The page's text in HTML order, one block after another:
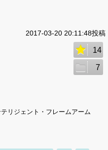
2017-03-20 20:11:48投稿
14
7
リジェント・フレームアーム